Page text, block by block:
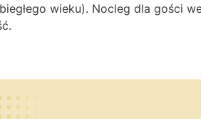
wieku). Nocleg dla gości